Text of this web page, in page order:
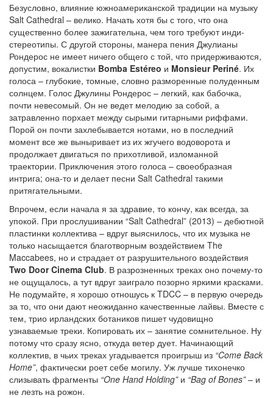
Безусловно, влияние южноамериканской традиции на музыку
Salt Cathedral – велико. Начать хотя бы с того, что она
существенно более зажигательна, чем того требуют инди-
стереотипы. С другой стороны, манера пения Джулианы
Рондерос не имеет ничего общего с той, что придерживаются,
допустим, вокалистки Bomba Estéreo и Monsieur Periné. Их
голоса – глубокие, томные, словно разморенные полуденным
солнцем. Голос Джулины Рондерос – легкий, как бабочка,
почти невесомый. Он не ведет мелодию за собой, а
затравленно порхает между сырыми гитарными риффами.
Порой он почти захлебывается нотами, но в последний
момент все же выныривает из их жгучего водоворота и
продолжает двигаться по прихотливой, изломанной
траектории. Приключения этого голоса – своеобразная
интрига; она-то и делает песни Salt Cathedral такими
притягательными.
Впрочем, если начала я за здравие, то кончу, как всегда, за
упокой. При прослушивании “Salt Cathedral” (2013) – дебютной
пластинки коллектива – вдруг выяснилось, что их музыка не
только насыщается благотворным воздействием The
Maccabees, но и страдает от разрушительного воздействия
Two Door Cinema Club. В разрозненных треках оно почему-то
не ощущалось, а тут вдруг заиграло позорно яркими красками.
Не подумайте, я хорошо отношусь к TDCC – в первую очередь
за то, что они дают неожиданно качественные лайвы. Вместе с
тем, трио ирландских ботаников пишет чудовищно
узнаваемые треки. Копировать их – занятие сомнительное. Ну
потому что сразу ясно, откуда ветер дует. Начинающий
коллектив, в чьих треках угадывается проигрыш из “Come Back
Home”, фактически роет себе могилу. Уж лучше тихонечко
слизывать фрагменты “One Hand Holding”и “Bag of Bones”– и
не лезть на рожон.